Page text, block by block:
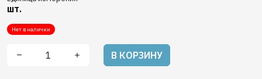
шт.
Нет в наличии
В КОРЗИНУ